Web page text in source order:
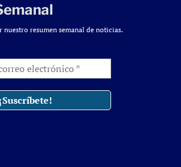
nuestro resumen semanal de noticias.